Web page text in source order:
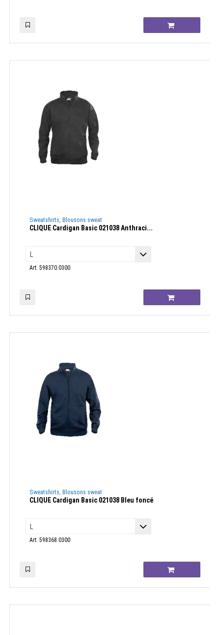
Sweatshirts, Blousons sweat
CLIQUE Cardigan Basic 021038 Anthraci...
Art. 598370.0300
Sweatshirts, Blousons sweat
CLIQUE Cardigan Basic 021038 Bleu foncé
Art. 598368.0300